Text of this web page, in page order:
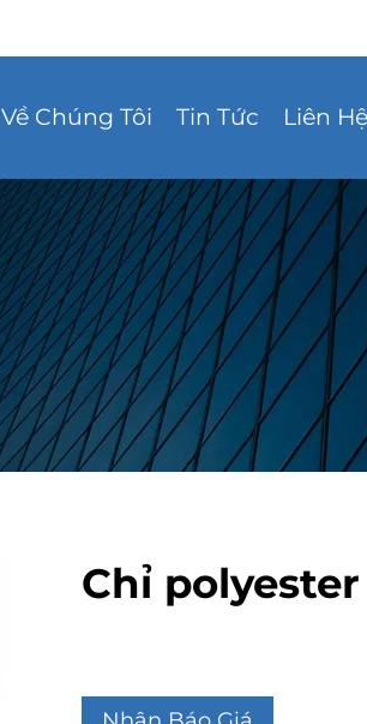
Về Chúng Tôi Tin Tức Liên
Chỉ